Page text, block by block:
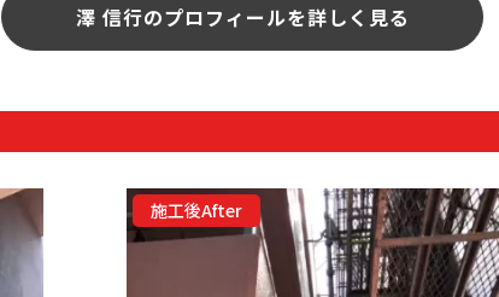
澤 信行のプロフィールを詳しく見る
施工後After